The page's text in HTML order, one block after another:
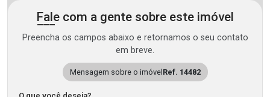
Fale com a gente sobre este imóvel
Preencha os campos abaixo e retornamos o seu contato
em breve.
Mensagem sobre o imóvel Ref. 14482